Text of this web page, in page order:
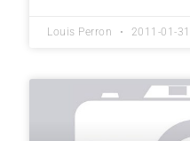
Louis Perron 2011-01-31